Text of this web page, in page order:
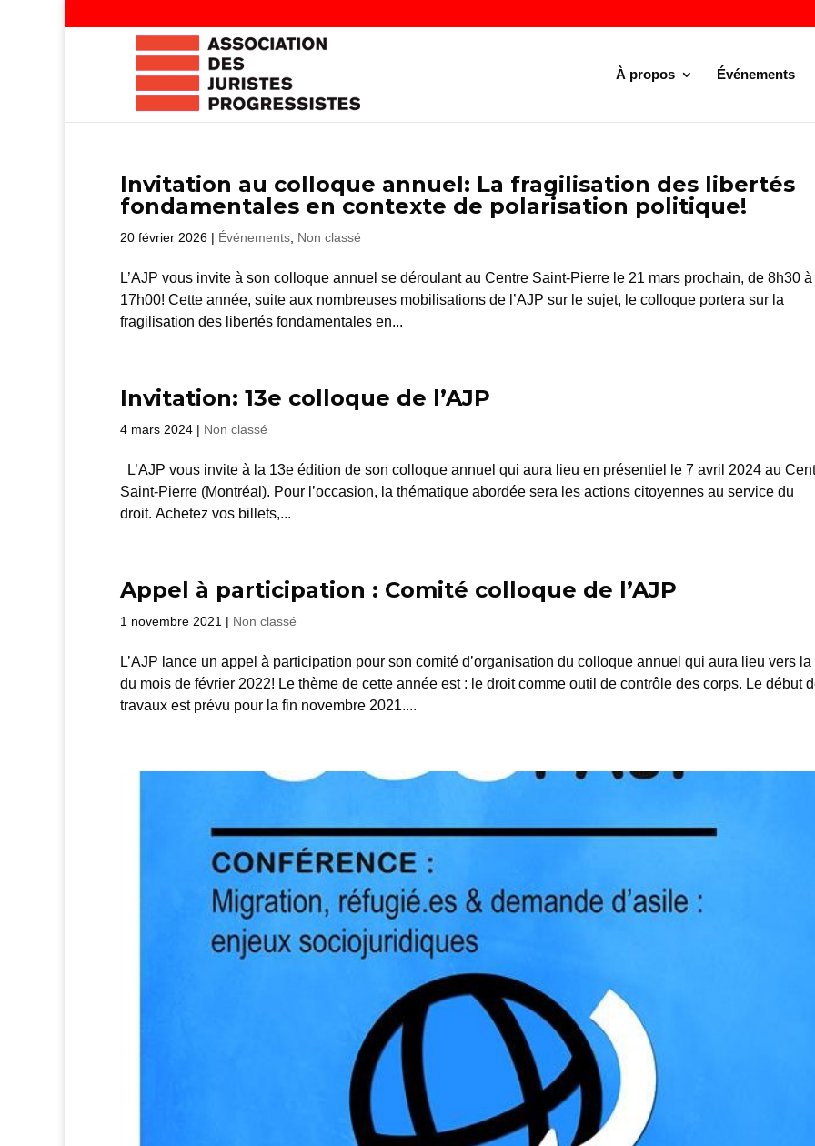
À propos Événements
Invitation au colloque annuel: La fragilisation des libertés
fondamentales en contexte de polarisation politique!
20 février 2026 | Événements Non classé
L’AJP vous invite à son colloque annuel se déroulant au Centre Saint-Pierre le 21 mars prochain, de 8h30 à
17h00! Cette année, suite aux nombreuses mobilisations de l’AJP sur le sujet, le colloque portera sur la
fragilisation des libertés fondamentales en...
Invitation: 13e colloque de l’AJP
4 mars 2024 | Non classé
L’AJP vous invite à la 13e édition de son colloque annuel qui aura lieu en présentiel le 7 avril 2024 au
Saint-Pierre (Montréal). Pour l’occasion, la thématique abordée sera les actions citoyennes au service du
droit. Achetez vos billets,...
Appel à participation : Comité colloque de l’AJP
1 novembre 2021 | Non classé
L’AJP lance un appel à participation pour son comité d’organisation du colloque annuel qui aura lieu vers la
du mois de février 2022! Le thème de cette année est : le droit comme outil de contrôle des corps. Le début
travaux est prévu pour la fin novembre 2021....